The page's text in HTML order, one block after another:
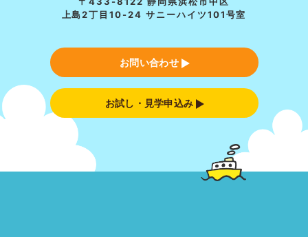
上島2丁目10-24 サニーハイツ101号室
お問い合わせ
お試し・見学申込み